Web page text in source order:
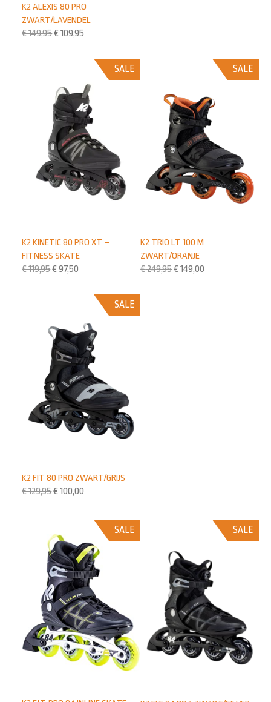
K2 ALEXIS 80 PRO
ZWART/LAVENDEL
€149,95€ 109,95
SALE
K2 TRIO LT 100 M
ZWART/ORANJE
€249,95€ 149,00
SALE
K2 KINETIC 80 PRO XT –
FITNESS SKATE
€119,95€ 97,50
SALE
K2 FIT 80 PRO ZWART/GRIJS
€129,95€ 100,00
SALE
SALE